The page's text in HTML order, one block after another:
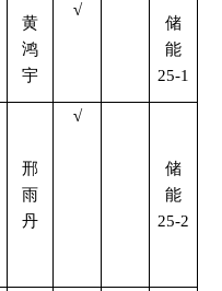
黄
鸿
宇
√
储
能
25-1
邢
雨
丹
√
储
能
25-2